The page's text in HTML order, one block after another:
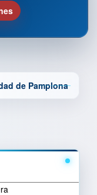
de Pamplona